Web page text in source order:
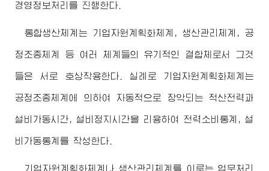
경영정보처리를 진행한다.
통합생산체계는 기업자원계획화체계, 생산관리체계, 공
정조종체계 등 여러 체계들의 유기적인 결합체로서 그것
들은 서로 호상작용한다. 실례로 기업자원계획화체계는
공정조종체계에 의하여 자동적으로 장악되는 적산전력과
설비가동시간, 설비정지시간을 리용하여 전력소비통계, 설
비가동통계를 작성한다.
기업자원계획화체계나 생산관리체계를 이루는 업무처리